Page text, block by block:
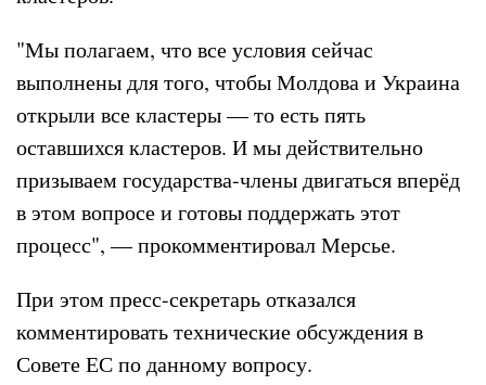
"Мы полагаем, что все условия сейчас
выполнены для того, чтобы Молдова и Украина
открыли все кластеры — то есть пять
оставшихся кластеров. И мы действительно
призываем государства-члены двигаться вперёд
в этом вопросе и готовы поддержать этот
процесс", — прокомментировал Мерсье.
При этом пресс-секретарь отказался
комментировать технические обсуждения в
Совете ЕС по данному вопросу.